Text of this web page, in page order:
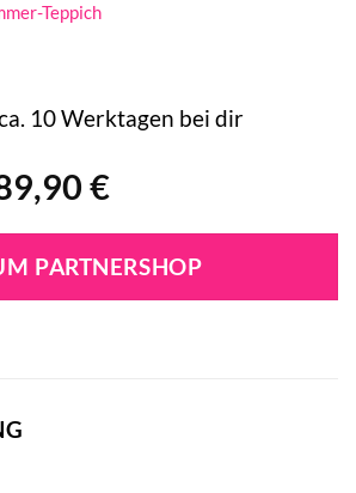
€
€Aktueller
ist:
89,90 €.
10 Werktagen bei dir
PARTNERSHOP
Teppich